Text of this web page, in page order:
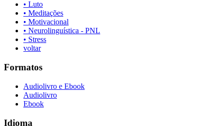
• Luto
• Meditações
• Motivacional
• Neurolinguística - PNL
• Stress
voltar
Formatos
Audiolivro e Ebook
Audiolivro
Ebook
Idioma